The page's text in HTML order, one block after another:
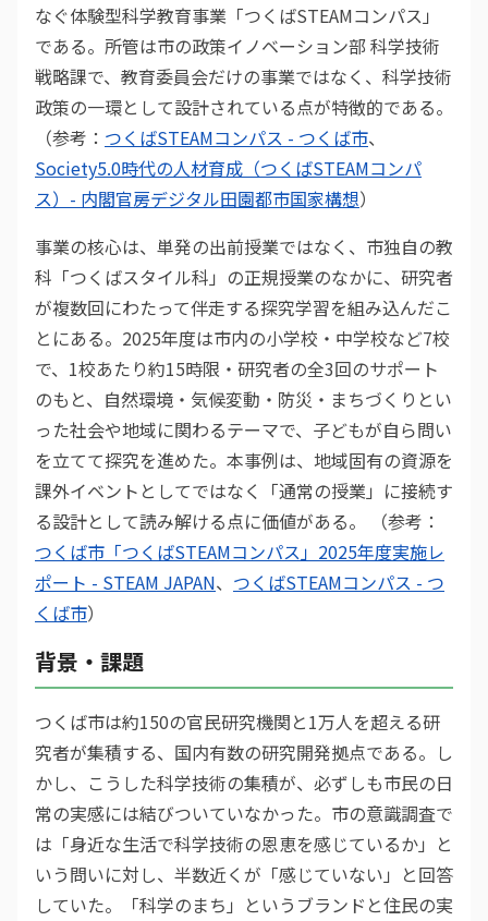
なぐ体験型科学教育事業「つくばSTEAMコンパス」
である。所管は市の政策イノベーション部 科学技術
戦略課で、教育委員会だけの事業ではなく、科学技術
政策の一環として設計されている点が特徴的である。
（参考： つくばSTEAMコンパス - つくば市、
Society5.0時代の人材育成（つくばSTEAMコンパ
ス）- 内閣官房デジタル田園都市国家構想）
事業の核心は、単発の出前授業ではなく、市独自の教
科「つくばスタイル科」の正規授業のなかに、研究者
が複数回にわたって伴走する探究学習を組み込んだこ
とにある。2025年度は市内の小学校・中学校など7校
で、1校あたり約15時限・研究者の全3回のサポート
のもと、自然環境・気候変動・防災・まちづくりとい
った社会や地域に関わるテーマで、子どもが自ら問い
を立てて探究を進めた。本事例は、地域固有の資源を
課外イベントとしてではなく「通常の授業」に接続す
る設計として読み解ける点に価値がある。 （参考：
つくば市「つくばSTEAMコンパス」2025年度実施レ
ポート - STEAM JAPAN、 つくばSTEAMコンパス - つ
くば市）
背景・課題
つくば市は約150の官民研究機関と1万人を超える研
究者が集積する、国内有数の研究開発拠点である。し
かし、こうした科学技術の集積が、必ずしも市民の日
常の実感には結びついていなかった。市の意識調査で
は「身近な生活で科学技術の恩恵を感じているか」と
いう問いに対し、半数近くが「感じていない」と回答
していた。「科学のまち」というブランドと住民の実